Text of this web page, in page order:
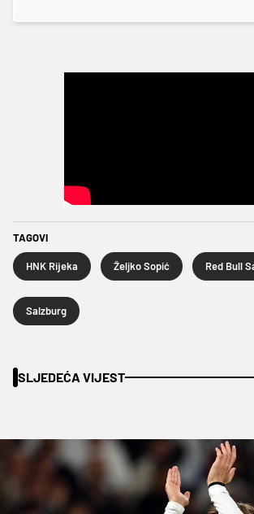
TAGOVI
HNK Rijeka Željko Sopić Red Bull
Salzburg
SLJEDEĆA VIJEST